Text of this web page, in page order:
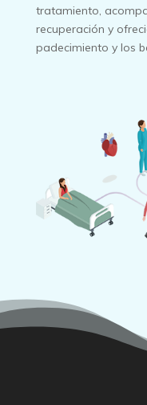
tratamiento,
recuperación y
padecimiento y los